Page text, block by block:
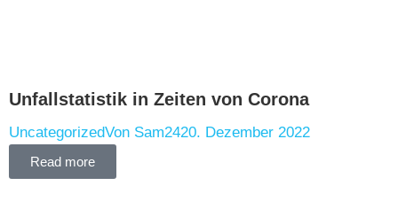
Unfallstatistik in Zeiten von Corona
UncategorizedVon Sam2420. Dezember 2022
Read more